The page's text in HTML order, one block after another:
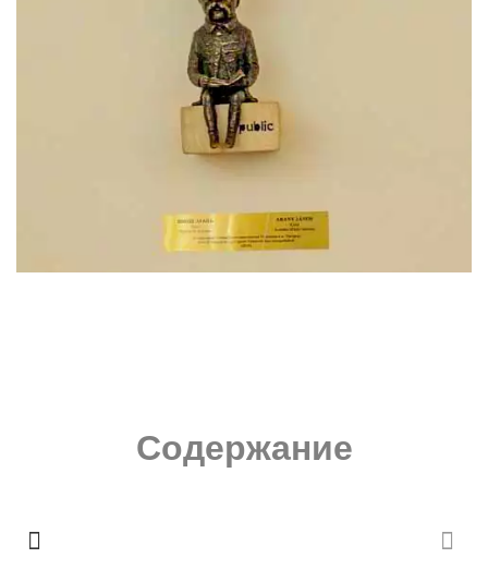
Содержание